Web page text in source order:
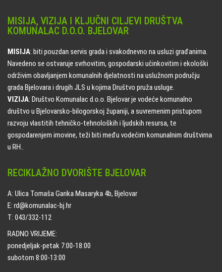
MISIJA, VIZIJA I KLJUČNI CILJEVI DRUŠTVA
KOMUNALAC D.O.O. BJELOVAR
MISIJA: biti pouzdan servis grada i svakodnevno na usluzi građanima.
Navedeno se ostvaruje svrhovitim, gospodarski učinkovitim i ekološki
održivim obavljanjem komunalnih djelatnosti na uslužnom području
grada Bjelovara i drugih JLS u kojima Društvo pruža usluge.
VIZIJA: Društvo Komunalac d.o.o. Bjelovar je vodeće komunalno
društvo u Bjelovarsko-bilogorskoj županiji, a suvremenim pristupom
razvoju vlastitih tehničko-tehnoloških i ljudskih resursa, te
gospodarenjem imovine, teži biti među vodećim komunalnim društvima
u RH..
RECIKLAŽNO DVORIŠTE BJELOVAR
A: Ulica Tomaša Garika Masaryka 4b, Bjelovar
E: rd@komunalac-bj.hr
T: 043/332-112
RADNO VRIJEME:
ponedjeljak-petak 7:00-18:00
subotom 8:00-13:00